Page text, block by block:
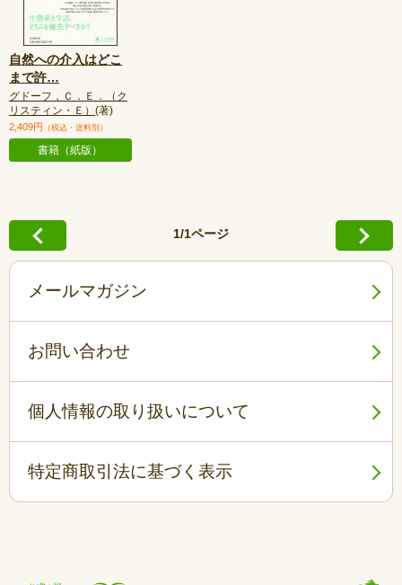
自然への介入はどこ
まで許…
グドーフ，Ｃ．Ｅ．（ク
リスティン・Ｅ） (著)
2,409円 （税込・送料別）
書籍（紙版）
1/1ページ
メールマガジン
お問い合わせ
個人情報の取り扱いについて
特定商取引法に基づく表示